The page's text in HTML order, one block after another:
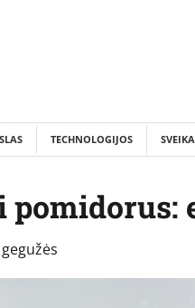
TECHNOLOGIJOS
pomidorus: